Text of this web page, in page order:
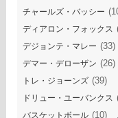
チャールズ・バッシー
ディアロン・フォックス
デジョンテ・マレー (33)
デマー・デローザン (26)
トレ・ジョーンズ (39)
ドリュー・ユーバンクス
バスケットボール (10)